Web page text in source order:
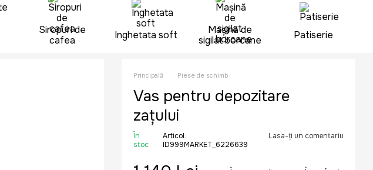
Siropuri de
cafea
Inghetata soft
Mașină de
sigilat borcane
Patiserie
Principală Piese de schimb
Vas pentru depozitare
zațului
În
stoc
Articol:
ID999MARKET_6226639
Lasa-ți un comentariu